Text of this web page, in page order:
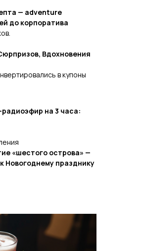
— adventure
до корпоратива
Вдохновения
в купоны
на 3 часа:
«шестого острова» —
Новогоднему празднику